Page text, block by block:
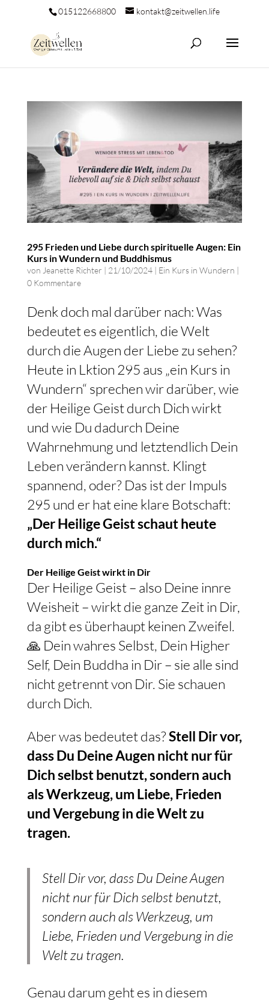
015122668800 kontakt@zeitwellen.life
295 Frieden und Liebe durch spirituelle Augen: Ein
Kurs in Wundern und Buddhismus
von Jeanette Richter | 21/10/2024| Ein Kurs in Wundern |
0 Kommentare
Denk doch mal darüber nach: Was
bedeutet es eigentlich, die Welt
durch die Augen der Liebe zu sehen?
Heute in Lktion 295 aus „ein Kurs in
Wundern“ sprechen wir darüber, wie
der Heilige Geist durch Dich wirkt
und wie Du dadurch Deine
Wahrnehmung und letztendlich Dein
Leben verändern kannst. Klingt
spannend, oder? Das ist der Impuls
„Der Heilige Geist schaut heute
durch mich.“
Der Heilige Geist wirkt in Dir
Der Heilige Geist – also Deine innre
Weisheit – wirkt die ganze Zeit in Dir,
da gibt es überhaupt keinen Zweifel.
🙏 Dein wahres Selbst, Dein Higher
Self, Dein Buddha in Dir – sie alle sind
nicht getrennt von Dir. Sie schauen
durch Dich.
Aber was bedeutet das?Stell Dir vor,
dass Du Deine Augen nicht nur für
Dich selbst benutzt, sondern auch
als Werkzeug, um Liebe, Frieden
und Vergebung in die Welt zu
tragen.
Stell Dir vor, dass Du Deine Augen
nicht nur für Dich selbst benutzt,
sondern auch als Werkzeug, um
Liebe, Frieden und Vergebung in die
Welt zu tragen.
Genau darum geht es in diesem